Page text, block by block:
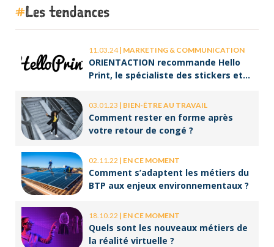
Les tendances
11.03.24| MARKETING & COMMUNICATION
ORIENTACTION recommande Hello
Print, le spécialiste des stickers et
03.01.23 | BIEN-ÊTRE AU TRAVAIL
Comment rester en forme après
votre retour de congé ?
02.11.22 | EN CE MOMENT
Comment s’adaptent les métiers du
BTP aux enjeux environnementaux ?
18.10.22 | EN CE MOMENT
Quels sont les nouveaux métiers de
la réalité virtuelle ?